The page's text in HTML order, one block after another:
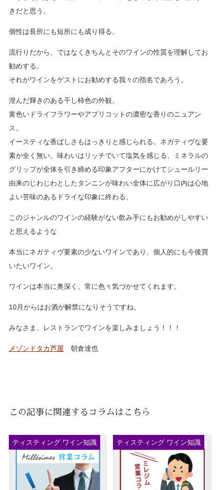
きだと思う。
個性は長所にも短所にも成り得る。
流行りだから、ではなくきちんとそのワインの性質を理解してお
勧めする。
それがワインをゲストにお勧めする我々の指名であろう。
澄んだ輝きのある干し柿色の外観。
黄色いドライフラワーやアプリコットの濃密な香りのニュアン
ス。
イースティな香ばしさもはっきりと感じられる。ネガティヴな要
素が全く無い。味わいはリッチでいて塩気を感じる、ミネラルの
グリップが全体を引き締める印象アフターにかけてシュールリー
由来のじわじわとしたタンニンが味わい全体に広がり口内は心地
よい苦味のあるドライな印象に終わる。
このジャンルのワインの経験がない飲み手にもお勧めがしやすい
と思えるような
本当にネガティヴ要素の少ないワインであり、個人的にも今後買
いたいワイン。
ワインは本当に奥深く、常に色々気づかせてくれます。
10月からはお酒が解禁になりそうですね。
みなさま、レストランでワインを楽しみましょう！！！
メゾンドタカ芦屋 朝倉達也
この記事に関連するコラムはこちら
ティスティング ワイン知識 ティスティング ワイン知識